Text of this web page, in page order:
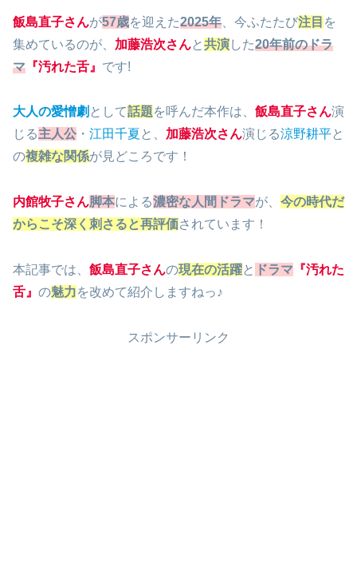
飯島直子さんが57歳を迎えた2025年 、今ふたたび注目 を
集めているのが、 加藤浩次さんと共演した20年前のドラ
マ 『汚れた舌』 です!
大人の愛憎劇 として話題を呼んだ本作は、 飯島直子さん演
じる主人公 ・ 江田千夏 と、 加藤浩次さん演じる涼野耕平と
の複雑な関係が見どころです！
内館牧子さん脚本による濃密な人間ドラマが、 今の時代だ
からこそ深く刺さると再評価されています！
本記事では、 飯島直子さんの現在の活躍と ドラマ 『汚れた
舌』 の魅力を改めて紹介しますねっ♪
スポンサーリンク